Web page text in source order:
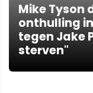
Mike Tyson
onthulling
tegen Jake
sterven"